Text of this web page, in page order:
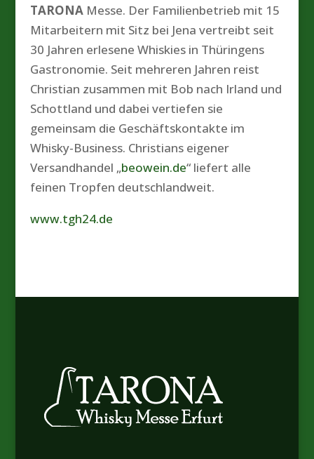
TARONA Messe. Der Familienbetrieb mit 15
Mitarbeitern mit Sitz bei Jena vertreibt seit
30 Jahren erlesene Whiskies in Thüringens
Gastronomie. Seit mehreren Jahren reist
Christian zusammen mit Bob nach Irland und
Schottland und dabei vertiefen sie
gemeinsam die Geschäftskontakte im
Whisky-Business. Christians eigener
Versandhandel „beowein.de“ liefert alle
feinen Tropfen deutschlandweit.
www.tgh24.de